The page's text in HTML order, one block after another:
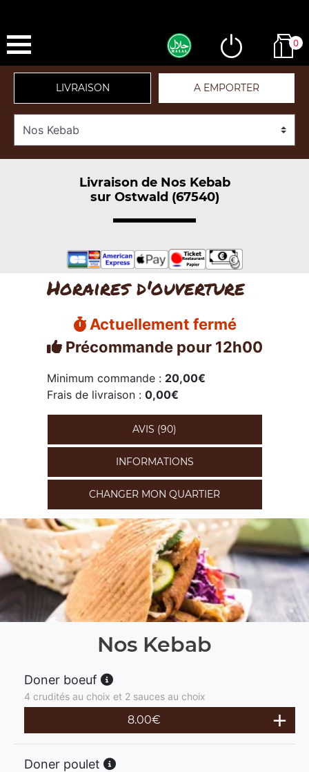
0
LIVRAISON A EMPORTER
Livraison de Nos Kebab
sur Ostwald (67540)
Horaires d'ouverture
Actuellement fermé
Précommande pour 12h00
Minimum commande : 20,00€
Frais de livraison : 0,00€
AVIS (90)
INFORMATIONS
CHANGER MON QUARTIER
Nos Kebab
Doner boeuf
4 crudités au choix et 2 sauces au choix
8.00€
Doner poulet